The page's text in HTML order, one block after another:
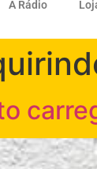
A Rádio